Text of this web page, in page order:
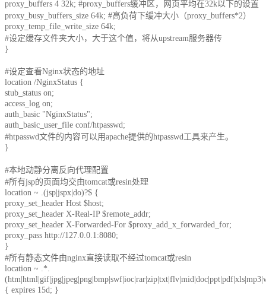
proxy_buffers 4 32k; #proxy_buffers缓冲区，网页平均在32k以下的设置
proxy_busy_buffers_size 64k; #高负荷下缓冲大小（proxy_buffers*2）
proxy_temp_file_write_size 64k;
#设定缓存文件夹大小，大于这个值，将从upstream服务器传
}
#设定查看Nginx状态的地址
location /NginxStatus {
stub_status on;
access_log on;
auth_basic "NginxStatus";
auth_basic_user_file conf/htpasswd;
#htpasswd文件的内容可以用apache提供的htpasswd工具来产生。
}
#本地动静分离反向代理配置
#所有jsp的页面均交由tomcat或resin处理
location ~ .(jsp|jspx|do)?$ {
proxy_set_header Host $host;
proxy_set_header X-Real-IP $remote_addr;
proxy_set_header X-Forwarded-For $proxy_add_x_forwarded_for;
proxy_pass http://127.0.0.1:8080;
}
#所有静态文件由nginx直接读取不经过tomcat或resin
location ~ .*.
{ expires 15d; }